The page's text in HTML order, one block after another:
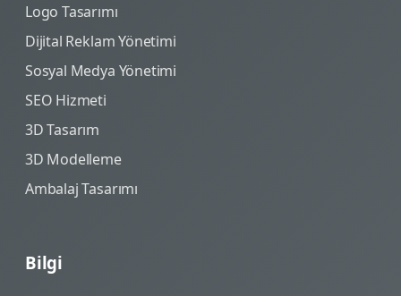
Logo Tasarımı
Dijital Reklam Yönetimi
Sosyal Medya Yönetimi
SEO Hizmeti
3D Tasarım
3D Modelleme
Ambalaj Tasarımı
Bilgi